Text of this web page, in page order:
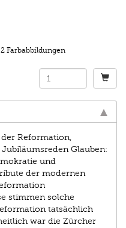
Farbabbildungen
Reformation,
Glauben:
und
der modernen
stimmen solche
tatsächlich
war die Zürcher